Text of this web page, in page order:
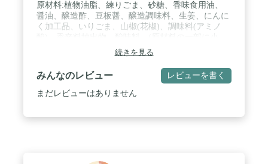
原材料:植物油脂、練りごま、砂糖、香味食用油、
醤油、醸造酢、豆板醤、醸造調味料、生姜、にんに
く加工品、いりごま、山椒(花椒)、調味料(アミノ
麦、 大豆を含む) / 商品サイズ(高さx奥行x
幅):11.3cm×7.5cm×7.5cm
続きを見る
みんなのレビュー レビューを書く
まだレビューはありません